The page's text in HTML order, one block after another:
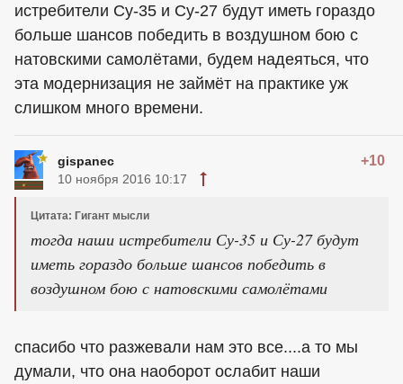
истребители Су-35 и Су-27 будут иметь гораздо
больше шансов победить в воздушном бою с
натовскими самолётами, будем надеяться, что
эта модернизация не займёт на практике уж
слишком много времени.
gispanec +10
10 ноября 2016 10:17
Цитата: Гигант мысли
тогда наши истребители Су-35 и Су-27 будут
иметь гораздо больше шансов победить в
воздушном бою с натовскими самолётами
спасибо что разжевали нам это все....а то мы
думали, что она наоборот ослабит наши